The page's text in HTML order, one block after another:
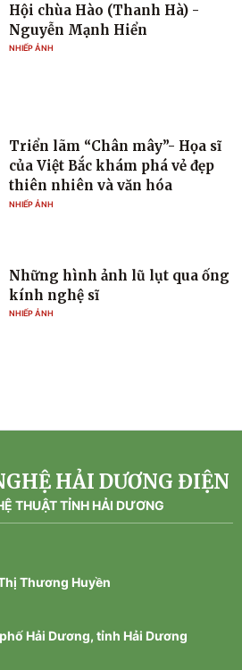
Hội chùa Hào (Thanh Hà) -
Nguyễn Mạnh Hiển
NHIẾP ẢNH
Triển lãm “Chân mây”- Họa sĩ
của Việt Bắc khám phá vẻ đẹp
thiên nhiên và văn hóa
NHIẾP ẢNH
Những hình ảnh lũ lụt qua ống
kính nghệ sĩ
NHIẾP ẢNH
HẢI DƯƠNG ĐIỆN
THUẬT TỈNH HẢI DƯƠNG
Thương Huyền
Hải Dương, tỉnh Hải Dương